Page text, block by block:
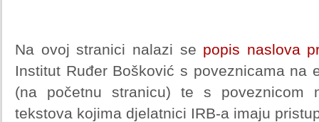
Na ovoj stranici nalazi se popis naslova
Institut Ruđer Bošković s poveznicama na
(na početnu stranicu) te s poveznicom
tekstova kojima djelatnici IRB-a imaju